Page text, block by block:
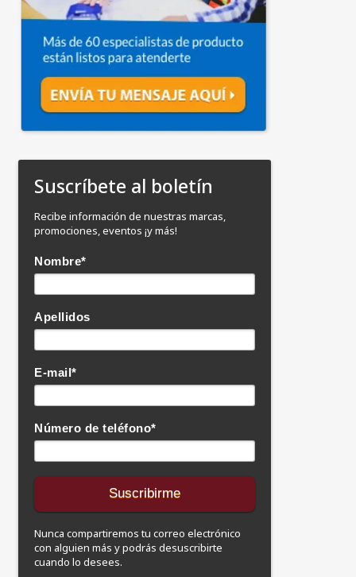
Suscríbete al boletín
Recibe información de nuestras marcas,
promociones, eventos ¡y más!
Nombre*
Apellidos
E-mail*
Número de teléfono*
Nunca compartiremos tu correo electrónico
con alguien más y podrás desuscribirte
cuando lo desees.